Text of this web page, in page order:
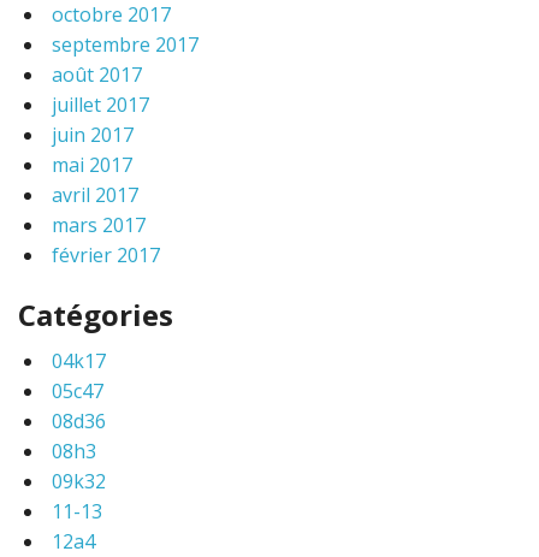
octobre 2017
septembre 2017
août 2017
juillet 2017
juin 2017
mai 2017
avril 2017
mars 2017
février 2017
Catégories
04k17
05c47
08d36
08h3
09k32
11-13
12a4